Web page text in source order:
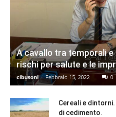
A cavallo tra temporali
rischi per salute e le
cibusonl - Febbraio 15, 2022 0
Cereali e
di cedimento.